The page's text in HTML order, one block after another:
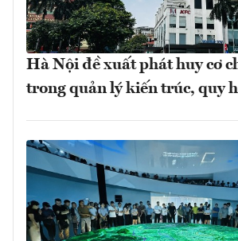
Hà Nội đề xuất phát huy cơ
trong quản lý kiến trúc, quy